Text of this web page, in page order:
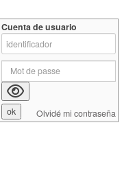
Cuenta de usuario
Olvidé mi contraseña